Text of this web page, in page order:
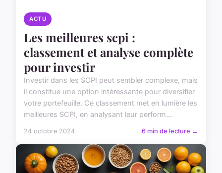
ACTU
Les meilleures scpi :
classement et analyse complète
pour investir
Investir dans les SCPI peut sembler complexe, mais
il constitue une option intéressante pour diversifier
votre portefeuille. Ce classement met en lumière les
meilleures SCPI, en analysant leur perform...
24 octobre 2024 6 min de lecture →